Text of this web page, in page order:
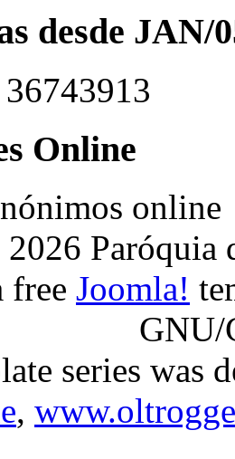
desde JAN/
36743913
Online
online
Paróquia
free Joomla!
GNU/
series was
,